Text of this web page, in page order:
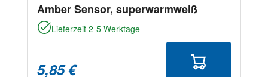
Amber Sensor, superwarmweiß
Lieferzeit 2-5 Werktage
5,85 €